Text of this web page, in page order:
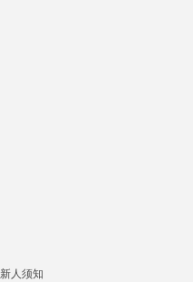
好
新人须知